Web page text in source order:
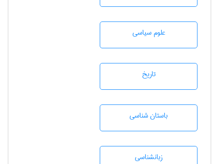
علوم سياسی
تاريخ
باستان شناسی
زبانشناسی